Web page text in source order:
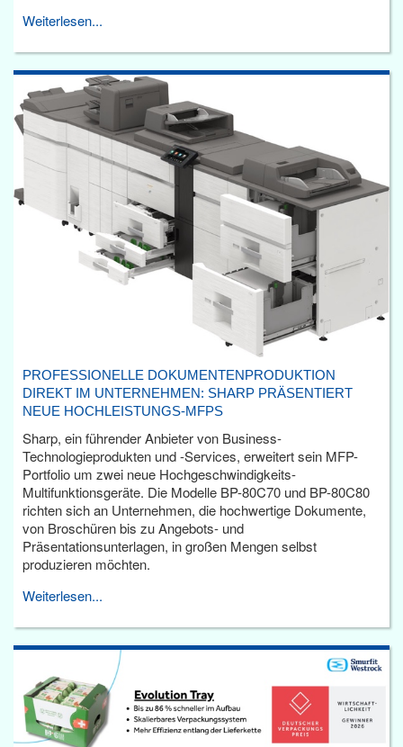
Weiterlesen...
PROFESSIONELLE DOKUMENTENPRODUKTION
DIREKT IM UNTERNEHMEN: SHARP PRÄSENTIERT
NEUE HOCHLEISTUNGS-MFPS
Sharp, ein führender Anbieter von Business-
Technologieprodukten und -Services, erweitert sein MFP-
Portfolio um zwei neue Hochgeschwindigkeits-
Multifunktionsgeräte. Die Modelle BP-80C70 und BP-80C80
richten sich an Unternehmen, die hochwertige Dokumente,
von Broschüren bis zu Angebots- und
Präsentationsunterlagen, in großen Mengen selbst
produzieren möchten.
Weiterlesen...